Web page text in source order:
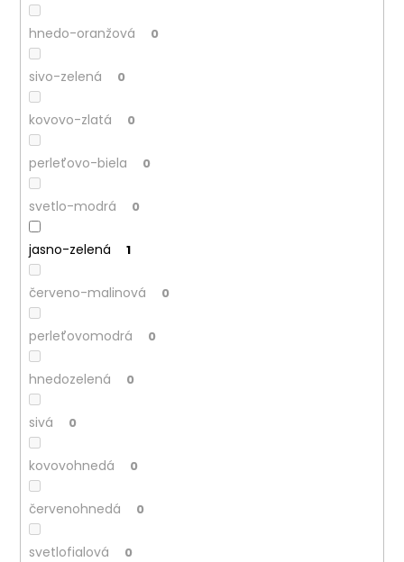
hnedo-oranžová 0
sivo-zelená 0
kovovo-zlatá 0
perleťovo-biela 0
svetlo-modrá 0
jasno-zelená 1
červeno-malinová 0
perleťovomodrá 0
hnedozelená 0
sivá 0
kovovohnedá 0
červenohnedá 0
svetlofialová 0